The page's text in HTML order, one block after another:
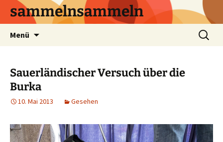
sammelnsammeln
Menü
Suchen
nach:
Sauerländischer Versuch über die
Burka
10. Mai 2013 Gesehen